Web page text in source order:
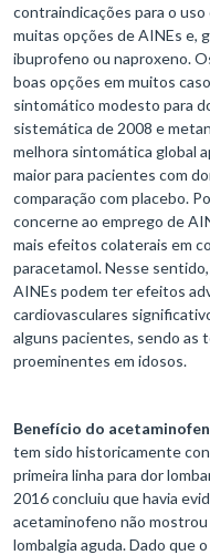
contraindicações para o
muitas opções de AINEs e,
ibuprofeno ou naproxeno.
boas opções em muitos
sintomático modesto para
sistemática de 2008 e
melhora sintomática global
maior para pacientes com
comparação com placebo.
concerne ao emprego de
mais efeitos colaterais em
paracetamol. Nesse
AINEs podem ter efeitos
cardiovasculares
alguns pacientes, sendo as
proeminentes em idosos.
Benefício do
tem sido historicamente
primeira linha para dor
2016 concluiu que havia
acetaminofeno não
lombalgia aguda. Dado que